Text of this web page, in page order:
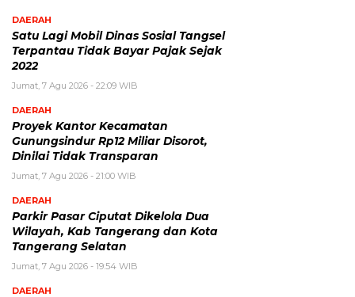
DAERAH
Satu Lagi Mobil Dinas Sosial Tangsel
Terpantau Tidak Bayar Pajak Sejak
2022
Jumat, 7 Agu 2026 - 22:09 WIB
DAERAH
Proyek Kantor Kecamatan
Gunungsindur Rp12 Miliar Disorot,
Dinilai Tidak Transparan
Jumat, 7 Agu 2026 - 21:00 WIB
DAERAH
Parkir Pasar Ciputat Dikelola Dua
Wilayah, Kab Tangerang dan Kota
Tangerang Selatan
Jumat, 7 Agu 2026 - 19:54 WIB
DAERAH